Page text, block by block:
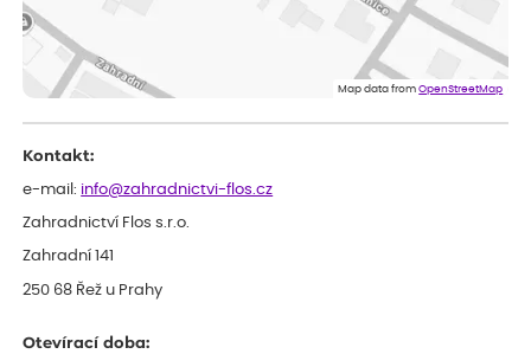
Doporučuji :). Spokojenost, stromky v pěkném stavu. Jediné, co
my chybělo, bylo komunikování nedostupného zboží před
Map data fromOpenStreetMap
Kontakt:
e-mail: info@zahradnictvi-flos.cz
Zahradnictví Flos s.r.o.
Zahradní 141
250 68 Řež u Prahy
Otevírací doba: